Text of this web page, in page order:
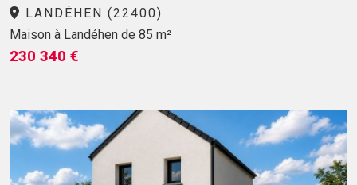
LANDÉHEN (22400)
Maison à Landéhen de 85 m²
230 340 €